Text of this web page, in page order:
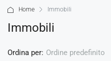
Home Immobili
Immobili
Ordina per: Ordine predefinito